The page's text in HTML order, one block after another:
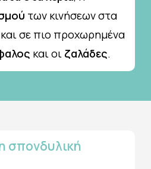
των κινήσεων στα
και σε πιο προχωρημένα
και οι ζαλάδες.
σπονδυλική